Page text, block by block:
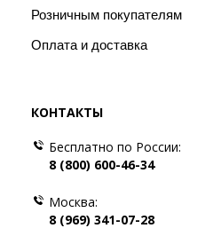
Розничным покупателям
Оплата и доставка
КОНТАКТЫ
Бесплатно по России:
8 (800) 600-46-34
Москва:
8 (969) 341-07-28